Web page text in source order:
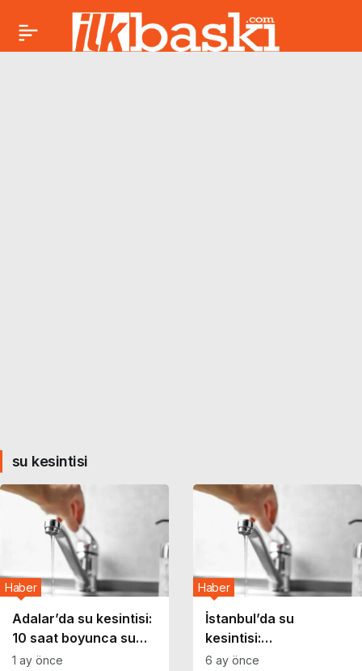
su kesintisi
Adalar’da su kesintisi:
10 saat boyunca su
verilemeyecek!
Haber
1 ay önce
İstanbul’da su
kesintisi:
Arnavutköy’de hangi
Haber
6 ay önce